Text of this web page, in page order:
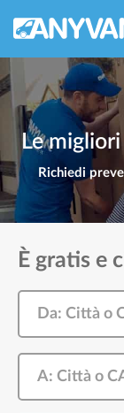
Le
Richiedi
È gratis e